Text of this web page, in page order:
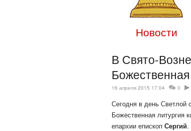
Новости
В Свято-
Божественная
16 апреля 2015 17:04 0
Сегодня в день Светлой
Божественная литургия
епархии епископ Сергий.